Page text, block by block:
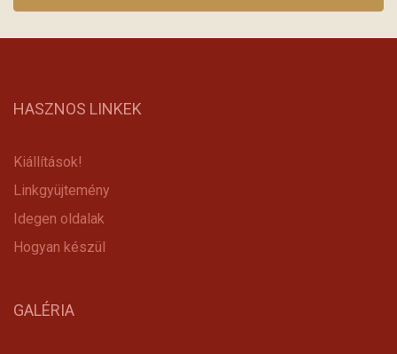
HASZNOS LINKEK
Kiállítások!
Linkgyüjtemény
Idegen oldalak
Hogyan készül
GALÉRIA